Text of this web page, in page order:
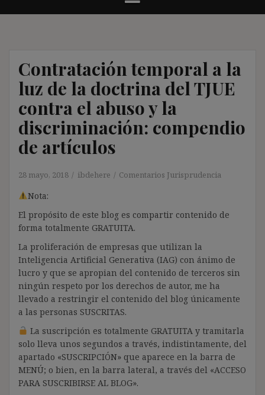
Contratación temporal a la
luz de la doctrina del TJUE
contra el abuso y la
discriminación: compendio
de artículos
28 mayo, 2018 ibdehere Comentarios Jurisprudencia
Nota:
El propósito de este blog es compartir contenido de
forma totalmente GRATUITA.
La proliferación de empresas que utilizan la
Inteligencia Artificial Generativa (IAG) con ánimo de
lucro y que se apropian del contenido de terceros sin
ningún respeto por los derechos de autor, me ha
llevado a restringir el contenido del blog únicamente
a las personas SUSCRITAS.
La suscripción es totalmente GRATUITA y tramitarla
solo lleva unos segundos a través, indistintamente, del
apartado «SUSCRIPCIÓN» que aparece en la barra de
MENÚ; o bien, en la barra lateral, a través del «ACCESO
PARA SUSCRIBIRSE AL BLOG».